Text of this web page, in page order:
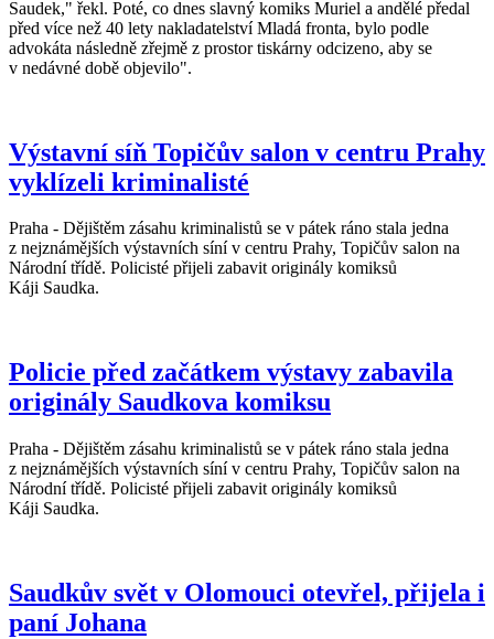
Saudek," řekl. Poté, co dnes slavný komiks Muriel a andělé předal
před více než 40 lety nakladatelství Mladá fronta, bylo podle
advokáta následně zřejmě z prostor tiskárny odcizeno, aby se
v nedávné době objevilo".
Výstavní síň Topičův salon v centru Prahy
vyklízeli kriminalisté
Praha - Dějištěm zásahu kriminalistů se v pátek ráno stala jedna
z nejznámějších výstavních síní v centru Prahy, Topičův salon na
Národní třídě. Policisté přijeli zabavit originály komiksů
Káji Saudka.
Policie před začátkem výstavy zabavila
originály Saudkova komiksu
Praha - Dějištěm zásahu kriminalistů se v pátek ráno stala jedna
z nejznámějších výstavních síní v centru Prahy, Topičův salon na
Národní třídě. Policisté přijeli zabavit originály komiksů
Káji Saudka.
Saudkův svět v Olomouci otevřel, přijela i
paní Johana